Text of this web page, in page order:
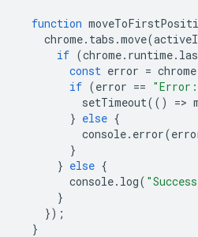
function
chrome. tabs .move(
if (chrome. runtime.
const error = chrome
if (error == "Error:
setTimeout(() =>
} else {
console. error(
}
} else {
console. log(
}
});
}